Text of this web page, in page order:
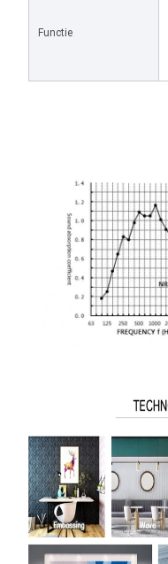
Functie